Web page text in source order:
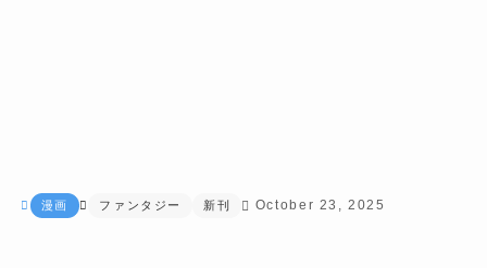
漫画 ファンタジー 新刊 October 23, 2025